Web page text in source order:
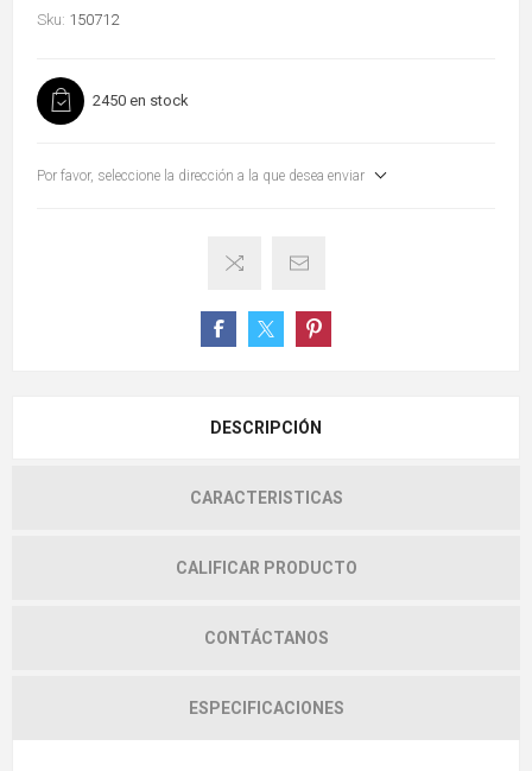
Sku: 150712
2450 en stock
Por favor, seleccione la dirección a la que desea enviar
DESCRIPCIÓN
CARACTERISTICAS
CALIFICAR PRODUCTO
CONTÁCTANOS
ESPECIFICACIONES